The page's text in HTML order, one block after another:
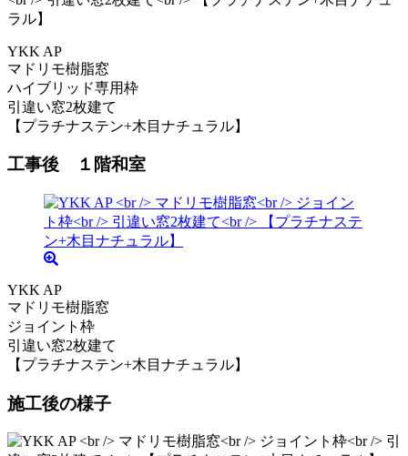
YKK AP
マドリモ樹脂窓
ハイブリッド専用枠
引違い窓2枚建て
【プラチナステン+木目ナチュラル】
工事後 １階和室
YKK AP
マドリモ樹脂窓
ジョイント枠
引違い窓2枚建て
【プラチナステン+木目ナチュラル】
施工後の様子